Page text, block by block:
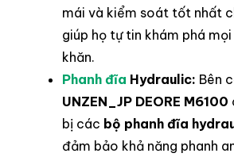
mái và kiểm soát tốt nhất
giúp họ tự tin khám phá
khăn.
Phanh đĩa Hydraulic: Bên
UNZEN_JP DEORE M6100
bị các bộ phanh đĩa
đảm bảo khả năng phanh